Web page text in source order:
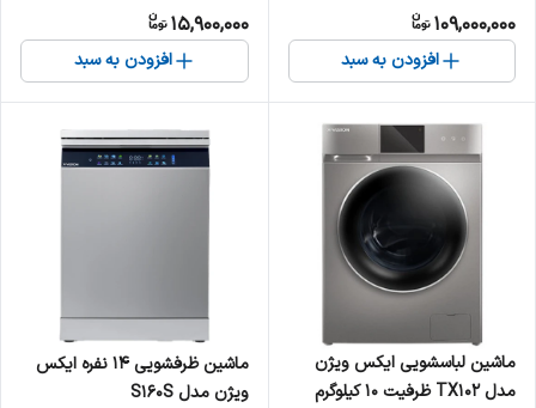
109,000,000
افزودن به سبد
15,900,000
افزودن به سبد
ماشین لباسشویی ایکس ویژن
مدل TX102 ظرفیت ۱۰ کیلوگرم
ماشین ظرفشویی 14 نفره ایکس
ویژن مدل S160S